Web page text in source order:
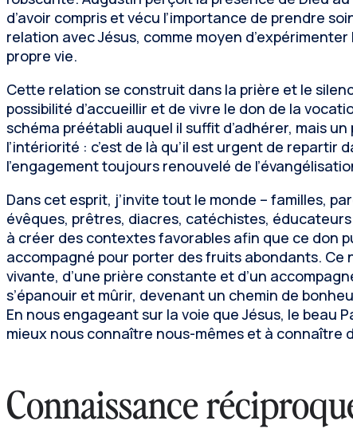
d’avoir compris et vécu l’importance de prendre
relation avec Jésus, comme moyen
propre vie.
Cette relation se construit dans la prière et le
possibilité d’accueillir et de vivre le don de la
schéma préétabli auquel il suffit d’adhérer, mais
l’intériorité : c’est de là qu’il est urgent de repartir
l’engagement toujours renouvelé de
Dans cet esprit, j’invite tout le monde – familles,
évêques, prêtres, diacres, catéchistes,
à créer des contextes favorables afin que ce don
accompagné pour porter des fruits abondants. Ce
vivante, d’une prière constante et d’un
s’épanouir et mûrir, devenant un chemin de
En nous engageant sur la voie que Jésus, le beau
mieux nous connaître nous-mêmes et à connaître
Connaissance